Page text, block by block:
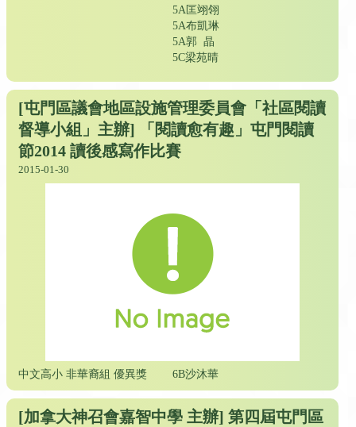
5A匡翊翎
5A布凱琳
5A郭 晶
5C梁苑晴
[屯門區議會地區設施管理委員會「社區閱讀
督導小組」主辦] 「閱讀愈有趣」屯門閱讀
節2014 讀後感寫作比賽
2015-01-30
中文高小 非華裔組 優異獎 6B沙沐華
[加拿大神召會嘉智中學 主辦] 第四屆屯門區